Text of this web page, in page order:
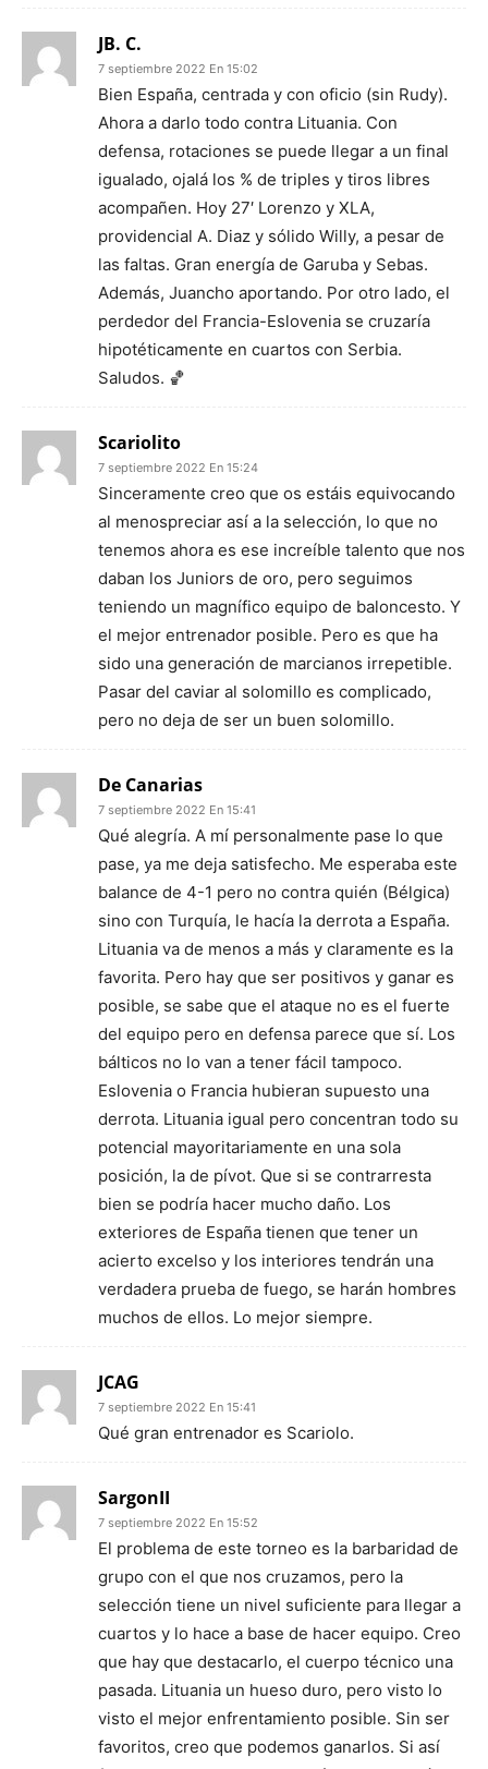
JB. C.
7 septiembre 2022 En 15:02
Bien España, centrada y con oficio (sin Rudy).
Ahora a darlo todo contra Lituania. Con
defensa, rotaciones se puede llegar a un final
igualado, ojalá los % de triples y tiros libres
acompañen. Hoy 27′ Lorenzo y XLA,
providencial A. Diaz y sólido Willy, a pesar de
las faltas. Gran energía de Garuba y Sebas.
Además, Juancho aportando. Por otro lado, el
perdedor del Francia-Eslovenia se cruzaría
hipotéticamente en cuartos con Serbia.
Saludos. 🏀
Scariolito
7 septiembre 2022 En 15:24
Sinceramente creo que os estáis equivocando
al menospreciar así a la selección, lo que no
tenemos ahora es ese increíble talento que nos
daban los Juniors de oro, pero seguimos
teniendo un magnífico equipo de baloncesto. Y
el mejor entrenador posible. Pero es que ha
sido una generación de marcianos irrepetible.
Pasar del caviar al solomillo es complicado,
pero no deja de ser un buen solomillo.
De Canarias
7 septiembre 2022 En 15:41
Qué alegría. A mí personalmente pase lo que
pase, ya me deja satisfecho. Me esperaba este
balance de 4-1 pero no contra quién (Bélgica)
sino con Turquía, le hacía la derrota a España.
Lituania va de menos a más y claramente es la
favorita. Pero hay que ser positivos y ganar es
posible, se sabe que el ataque no es el fuerte
del equipo pero en defensa parece que sí. Los
bálticos no lo van a tener fácil tampoco.
Eslovenia o Francia hubieran supuesto una
derrota. Lituania igual pero concentran todo su
potencial mayoritariamente en una sola
posición, la de pívot. Que si se contrarresta
bien se podría hacer mucho daño. Los
exteriores de España tienen que tener un
acierto excelso y los interiores tendrán una
verdadera prueba de fuego, se harán hombres
muchos de ellos. Lo mejor siempre.
JCAG
7 septiembre 2022 En 15:41
Qué gran entrenador es Scariolo.
SargonII
7 septiembre 2022 En 15:52
El problema de este torneo es la barbaridad de
grupo con el que nos cruzamos, pero la
selección tiene un nivel suficiente para llegar a
cuartos y lo hace a base de hacer equipo. Creo
que hay que destacarlo, el cuerpo técnico una
pasada. Lituania un hueso duro, pero visto lo
visto el mejor enfrentamiento posible. Sin ser
favoritos, creo que podemos ganarlos. Si así